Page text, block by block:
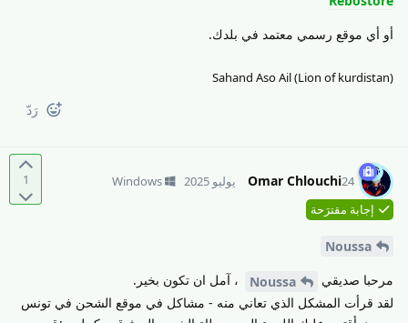
أو أي موقع رسمي معتمد في بلدك.
Sahand Aso Ail (Lion of kurdistan)
رَدّ
1 Omar Chlouchi24 يوليو 2025
Windows
إجابة مقترَحة
Noussa
مرحبا صديقي
Noussa
، آمل ان تكون بخير.
لقد قرأت المشكل الذي تعاني منه - مشاكل في موقع الشحن في تونس